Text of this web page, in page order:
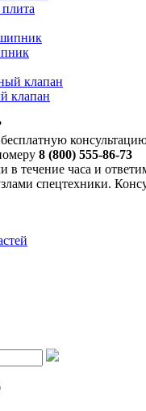
клапан
8 (800) 555-86-73
в течение часа и
спецтехники.